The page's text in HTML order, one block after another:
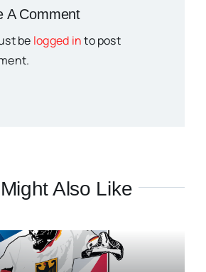
A Comment
be logged into post
Also Like